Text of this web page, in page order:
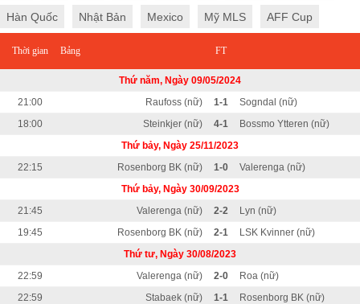
Hàn Quốc Nhật Bản Mexico Mỹ MLS AFF Cup
Thời gian Bảng FT
Thứ năm, Ngày 09/05/2024
21:00
Raufoss (nữ) 1-1
Sogndal (nữ)
18:00
Steinkjer (nữ) 4-1
Bossmo Ytteren (nữ)
Thứ bảy, Ngày 25/11/2023
22:15
Rosenborg BK (nữ) 1-0
Valerenga (nữ)
Thứ bảy, Ngày 30/09/2023
21:45
Valerenga (nữ) 2-2
Lyn (nữ)
19:45
Rosenborg BK (nữ) 2-1
LSK Kvinner (nữ)
Thứ tư, Ngày 30/08/2023
22:59
Valerenga (nữ) 2-0
Roa (nữ)
22:59
Stabaek (nữ) 1-1
Rosenborg BK (nữ)